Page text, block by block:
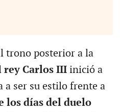
trono posterior a la
rey Carlos IIIinició a
a ser su estilo frente a
los días del duelo